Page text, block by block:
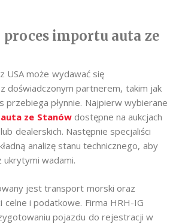
proces importu auta ze
USA może wydawać się
doświadczonym partnerem, takim jak
przebiega płynnie. Najpierw wybierane
auta ze Stanówdostępne na aukcjach
dealerskich. Następnie specjaliści
analizę stanu technicznego, aby
ukrytymi wadami.
jest transport morski oraz
celne i podatkowe. Firma HRH-IG
pojazdu do rejestracji w